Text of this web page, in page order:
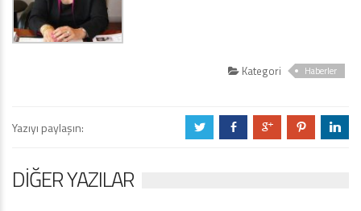
Kategori Haberler
Yazıyı paylaşın: a b c d j
DIĞER YAZILAR